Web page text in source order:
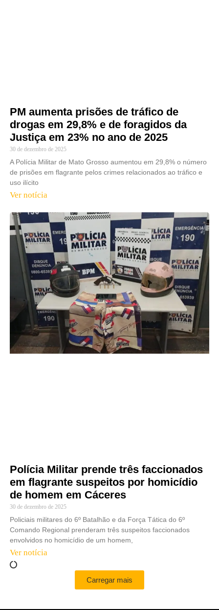
PM aumenta prisões de tráfico de
drogas em 29,8% e de foragidos da
Justiça em 23% no ano de 2025
30 de dezembro de 2025
A Polícia Militar de Mato Grosso aumentou em 29,8% o número
de prisões em flagrante pelos crimes relacionados ao tráfico e
uso ilícito
Ver notícia
Polícia Militar prende três faccionados
em flagrante suspeitos por homicídio
de homem em Cáceres
30 de dezembro de 2025
Policiais militares do 6º Batalhão e da Força Tática do 6º
Comando Regional prenderam três suspeitos faccionados
envolvidos no homicídio de um homem,
Ver notícia
Carregar mais